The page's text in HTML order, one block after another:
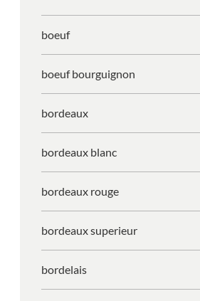
boeuf
boeuf bourguignon
bordeaux
bordeaux blanc
bordeaux rouge
bordeaux superieur
bordelais